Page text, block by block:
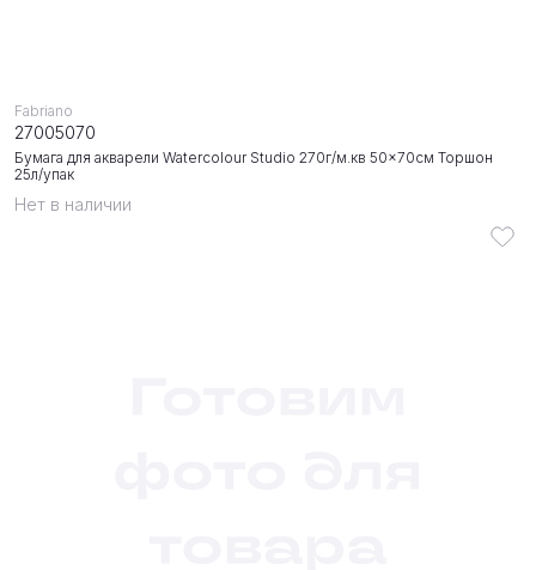
Нет в наличии
Бумага для акварели Watercolour Studio 270г/м.кв 50x70см Торшон
25л/упак
Fabriano
27005070